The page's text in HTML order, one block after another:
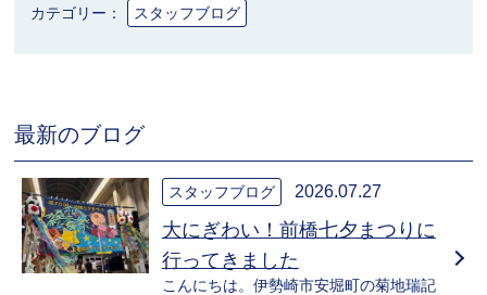
カテゴリー： スタッフブログ
最新のブログ
スタッフブログ 2026.07.27
大にぎわい！前橋七夕まつりに
行ってきました
こんにちは。伊勢崎市安堀町の菊地瑞記